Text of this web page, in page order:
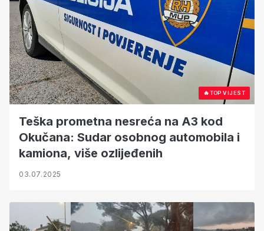
🔥TOP VIJEST
Teška prometna nesreća na A3 kod
Okučana: Sudar osobnog automobila i
kamiona, više ozlijeđenih
03.07.2025